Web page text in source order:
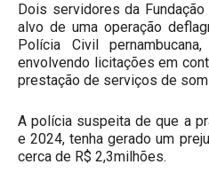
Dois servidores da
alvo de uma operação
Polícia Civil
envolvendo licitações em
prestação de serviços de
A polícia suspeita de que a
e 2024, tenha gerado um
cerca de R$ 2,3milhões.